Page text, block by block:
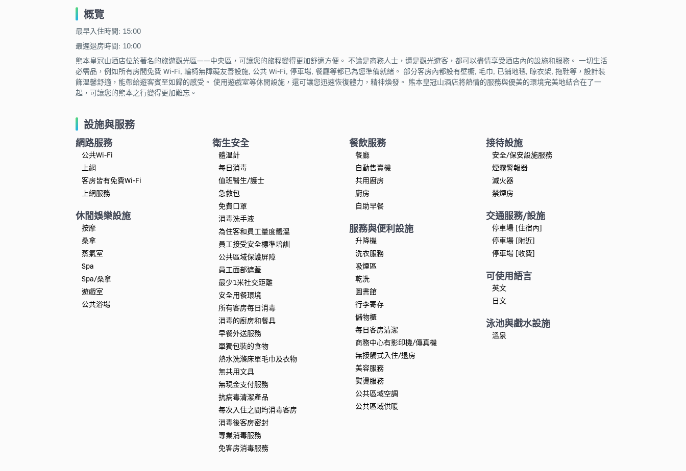
概覽
最早入住時間: 15:00
最遲退房時間: 10:00
熊本皇冠山酒店位於著名的旅遊觀光區——中央區，可讓您的旅程變得更加舒適方便。 不論是商務人士，還是觀光遊客，都可以盡情享受酒店內的設施和服務。 一切生活
必需品，例如所有房間免費 Wi-Fi, 輪椅無障礙友善設施, 公共 Wi-Fi, 停車場, 餐廳等都已為您準備就緒。 部分客房內都設有壁櫥, 毛巾, 已鋪地毯, 晾衣架, 拖鞋等，設計裝
飾溫馨舒適，能帶給遊客賓至如歸的感受。 使用遊戲室等休閒設施，還可讓您迅速恢復體力，精神煥發。 熊本皇冠山酒店將熱情的服務與優美的環境完美地結合在了一
起，可讓您的熊本之行變得更加難忘。
設施與服務
網路服務
公共Wi-Fi
上網
客房皆有免費Wi-Fi
上網服務
休閒娛樂設施
按摩
桑拿
蒸氣室
Spa
Spa/桑拿
遊戲室
公共浴場
衛生安全
體溫計
每日消毒
值班醫生/護士
急救包
免費口罩
消毒洗手液
為住客和員工量度體溫
員工接受安全標準培訓
公共區域保護屏障
員工面部遮蓋
最少1米社交距離
安全用餐環境
所有客房每日消毒
消毒的廚房和餐具
早餐外送服務
單獨包裝的食物
熱水洗滌床單毛巾及衣物
無共用文具
無現金支付服務
抗病毒清潔產品
每次入住之間均消毒客房
消毒後客房密封
專業消毒服務
免客房消毒服務
餐飲服務
餐廳
自動售賣機
共用廚房
廚房
自助早餐
服務與便利設施
升降機
洗衣服務
吸煙區
乾洗
圖書館
行李寄存
儲物櫃
每日客房清潔
商務中心有影印機/傳真機
無接觸式入住/退房
美容服務
熨燙服務
公共區域空調
公共區域供暖
接待設施
安全/保安設施服務
煙霧警報器
滅火器
禁煙房
交通服務/設施
停車場 [住宿內]
停車場 [附近]
停車場 [收費]
可使用語言
英文
日文
泳池與戲水設施
溫泉